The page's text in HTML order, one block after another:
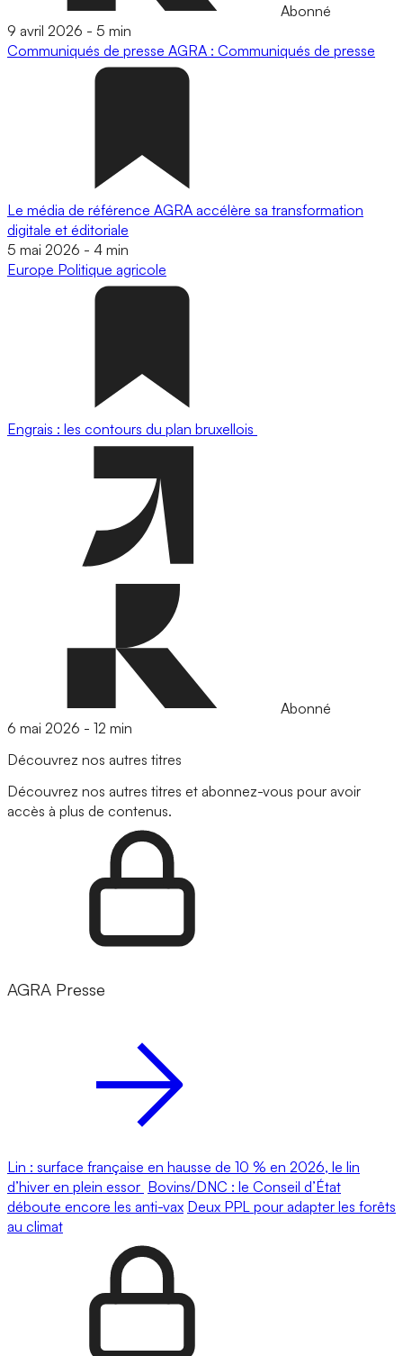
Abonné
9 avril 2026 - 5 min
Communiqués de presse AGRA : Communiqués de presse
Le média de référence AGRA accélère sa transformation
digitale et éditoriale
5 mai 2026 - 4 min
Europe Politique agricole
Engrais : les contours du plan bruxellois
Abonné
6 mai 2026 - 12 min
Découvrez nos autres titres
Découvrez nos autres titres et abonnez-vous pour avoir
accès à plus de contenus.
AGRA Presse
Lin : surface française en hausse de 10 % en 2026, le lin
d’hiver en plein essor Bovins/DNC : le Conseil d’État
déboute encore les anti-vax Deux PPL pour adapter les forêts
au climat